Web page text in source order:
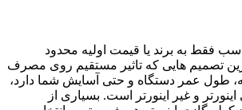
فقط به برند یا قیمت اولیه محدود
تصمیم هایی که تاثیر مستقیم روی مصرف
طول عمر دستگاه و حتی آسایش شما دارد،
و غیر اینورتر است. بسیاری از